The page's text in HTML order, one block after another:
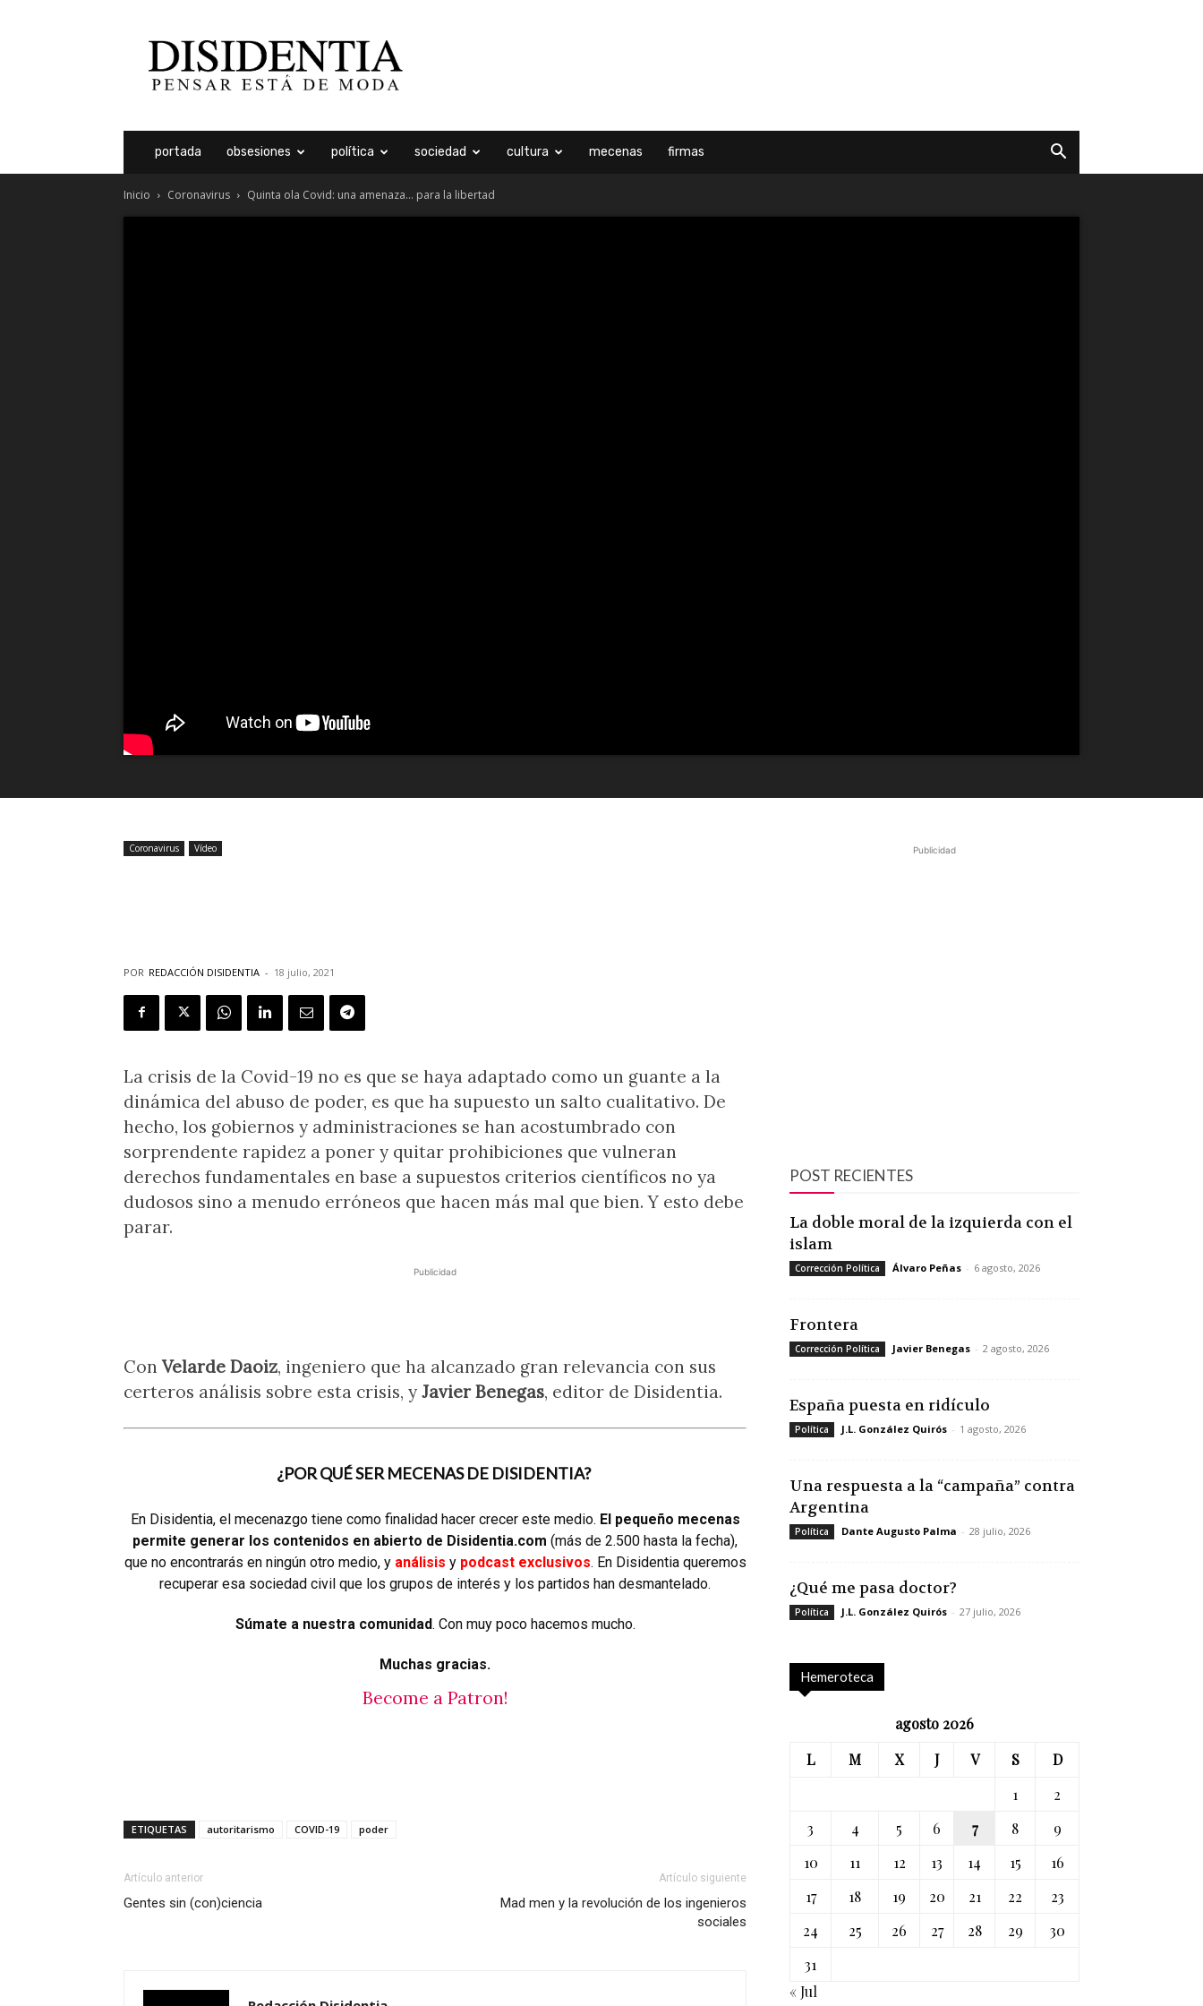
portada obsesiones política sociedad cultura mecenas firmas
Inicio Coronavirus Quinta ola Covid: una amenaza… para la libertad
Coronavirus Vídeo
POR REDACCIÓN DISIDENTIA - 18 julio, 2021
La crisis de la Covid-19 no es que se haya adaptado como un guante a la
dinámica del abuso de poder, es que ha supuesto un salto cualitativo. De
hecho, los gobiernos y administraciones se han acostumbrado con
sorprendente rapidez a poner y quitar prohibiciones que vulneran
derechos fundamentales en base a supuestos criterios científicos no ya
dudosos sino a menudo erróneos que hacen más mal que bien. Y esto debe
parar.
Publicidad
Con Velarde Daoiz, ingeniero que ha alcanzado gran relevancia con sus
certeros análisis sobre esta crisis, y Javier Benegas, editor de Disidentia.
¿POR QUÉ SER MECENAS DE DISIDENTIA?
En Disidentia, el mecenazgo tiene como finalidad hacer crecer este medio. El pequeño mecenas
permite generar los contenidos en abierto de Disidentia.com (más de 2.500 hasta la fecha),
que no encontrarás en ningún otro medio, y análisis y podcast exclusivos. En Disidentia queremos
recuperar esa sociedad civil que los grupos de interés y los partidos han desmantelado.
Súmate a nuestra comunidad. Con muy poco hacemos mucho.
Muchas gracias.
Become a Patron!
ETIQUETAS autoritarismo COVID-19 poder
Artículo anterior
Gentes sin (con)ciencia
Artículo siguiente
Mad men y la revolución de los ingenieros
sociales
Publicidad
POST RECIENTES
La doble moral de la izquierda con el
islam
Corrección Política Álvaro Peñas - 6 agosto, 2026
Frontera
Corrección Política Javier Benegas - 2 agosto, 2026
España puesta en ridículo
Política J.L. González Quirós - 1 agosto, 2026
Una respuesta a la “campaña” contra
Argentina
Política Dante Augusto Palma - 28 julio, 2026
¿Qué me pasa doctor?
Política J.L. González Quirós - 27 julio, 2026
Hemeroteca
agosto 2026
L
M X J V S
D
1
2
3
4 5 6 7 8
9
10
11 12 13 14 15
16
17
18 19 20 21 22
23
24
25 26 27 28 29
30
31
« Jul